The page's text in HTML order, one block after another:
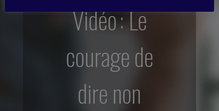
Vidéo : Le
courage de
dire non